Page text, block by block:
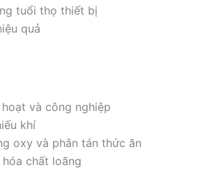
tuổi thọ thiết bị
quả
và công nghiệp
khí
oxy và phân tán thức ăn
chất loãng